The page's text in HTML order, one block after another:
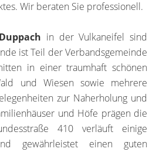
Wir beraten Sie professionell.
in der Vulkaneifel sind
ist Teil der Verbandsgemeinde
in einer traumhaft schönen
und Wiesen sowie mehrere
zur Naherholung und
und Höfe prägen die
410 verläuft einige
gewährleistet einen guten